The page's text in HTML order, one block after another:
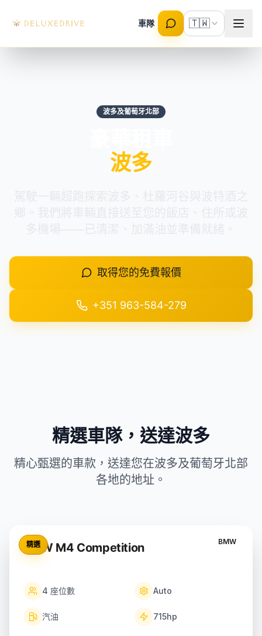
車隊 🇹🇼
+351 963-584-279
取得報價
波多及葡萄牙北部
波多
取得您的免費報價
+351 963-584-279
精選車隊，送達波多
精心甄選的車款，送達您在波多及葡萄牙北部
各地的地址。
精選 BMW
BMW M4 Competition
4 座位數 Auto
汽油 715hp